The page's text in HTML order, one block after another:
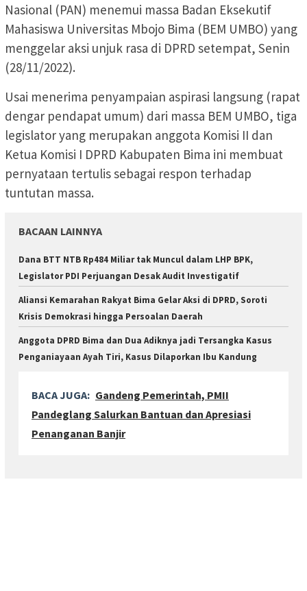
Nasional (PAN) menemui massa Badan Eksekutif
Mahasiswa Universitas Mbojo Bima (BEM UMBO) yang
menggelar aksi unjuk rasa di DPRD setempat, Senin
(28/11/2022).
Usai menerima penyampaian aspirasi langsung (rapat
dengar pendapat umum) dari massa BEM UMBO, tiga
legislator yang merupakan anggota Komisi II dan
Ketua Komisi I DPRD Kabupaten Bima ini membuat
pernyataan tertulis sebagai respon terhadap
tuntutan massa.
BACAAN LAINNYA
Dana BTT NTB Rp484 Miliar tak Muncul dalam LHP BPK,
Legislator PDI Perjuangan Desak Audit Investigatif
Aliansi Kemarahan Rakyat Bima Gelar Aksi di DPRD, Soroti
Krisis Demokrasi hingga Persoalan Daerah
Anggota DPRD Bima dan Dua Adiknya jadi Tersangka Kasus
Penganiayaan Ayah Tiri, Kasus Dilaporkan Ibu Kandung
BACA JUGA: Gandeng Pemerintah, PMII
Pandeglang Salurkan Bantuan dan Apresiasi
Penanganan Banjir